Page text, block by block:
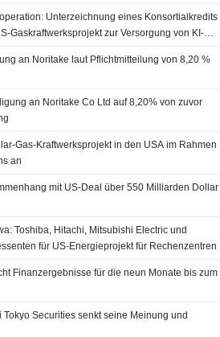
Unterzeichnung eines Konsortialkredits
Gaskraftwerksprojekt zur Versorgung von KI-
an Noritake laut Pflichtmitteilung von 8,20 %
an Noritake Co Ltd auf 8,20% von zuvor
Gas-Kraftwerksprojekt in den USA im Rahmen
an
mit US-Deal über 550 Milliarden Dollar
Toshiba, Hitachi, Mitsubishi Electric und
für US-Energieprojekt für Rechenzentren
Finanzergebnisse für die neun Monate bis zum